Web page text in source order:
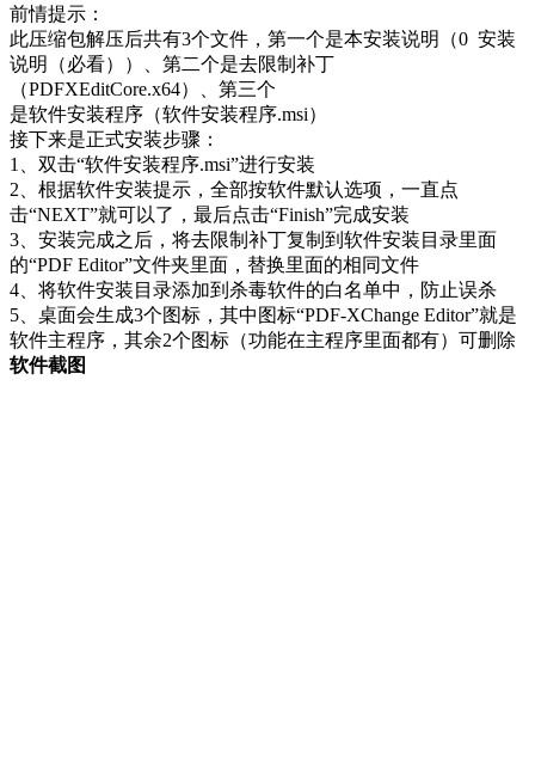
前情提示：
此压缩包解压后共有3个文件，第一个是本安装说明（0 安装
说明（必看））、第二个是去限制补丁
（PDFXEditCore.x64）、第三个
是软件安装程序（软件安装程序.msi）
接下来是正式安装步骤：
1、双击“软件安装程序.msi”进行安装
2、根据软件安装提示，全部按软件默认选项，一直点
击“NEXT”就可以了，最后点击“Finish”完成安装
3、安装完成之后，将去限制补丁复制到软件安装目录里面
的“PDF Editor”文件夹里面，替换里面的相同文件
4、将软件安装目录添加到杀毒软件的白名单中，防止误杀
5、桌面会生成3个图标，其中图标“PDF-XChange Editor”就是
软件主程序，其余2个图标（功能在主程序里面都有）可删除
软件截图